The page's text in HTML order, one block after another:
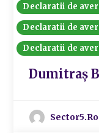
Declaratii de
Declaratii de
Declaratii de
Dumitraș
Sector5.ro